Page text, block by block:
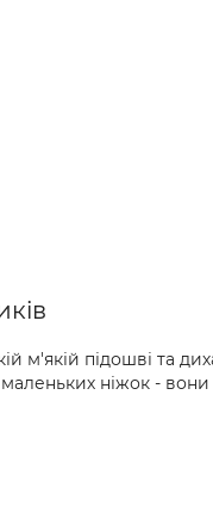
м'якій підошві та
ніжок - вони